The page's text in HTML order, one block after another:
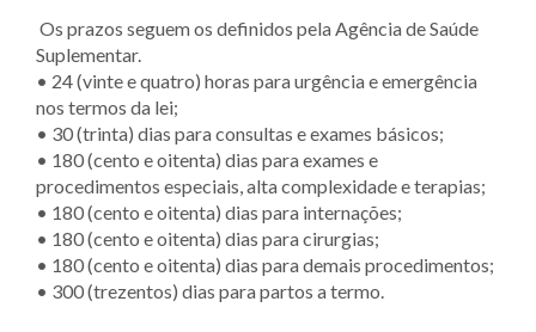
Os prazos seguem os definidos pela Agência de Saúde
Suplementar.
• 24 (vinte e quatro) horas para urgência e emergência
nos termos da lei;
• 30 (trinta) dias para consultas e exames básicos;
• 180 (cento e oitenta) dias para exames e
procedimentos especiais, alta complexidade e terapias;
• 180 (cento e oitenta) dias para internações;
• 180 (cento e oitenta) dias para cirurgias;
• 180 (cento e oitenta) dias para demais procedimentos;
• 300 (trezentos) dias para partos a termo.